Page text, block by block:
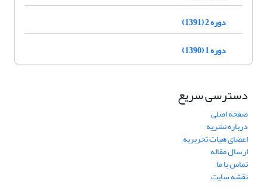
دوره 2 (1391)
دوره 1 (1390)
دسترسی سریع
صفحه اصلی
درباره نشریه
اعضای هیات تحریریه
ارسال مقاله
تماس با ما
نقشه سایت